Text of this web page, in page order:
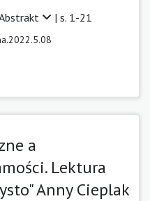
| s. 1-21
a
Lektura
Anny Cieplak